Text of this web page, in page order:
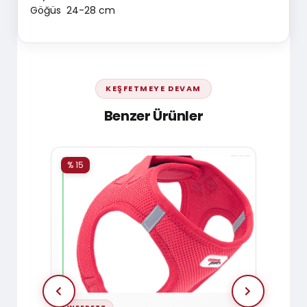
Göğüs 24-28 cm
KEŞFETMEYE DEVAM
Benzer Ürünler
% 15